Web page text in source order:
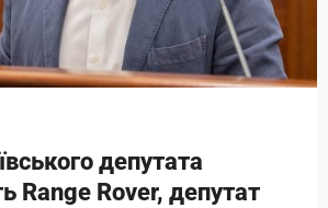
депутата
Range Rover, депутат